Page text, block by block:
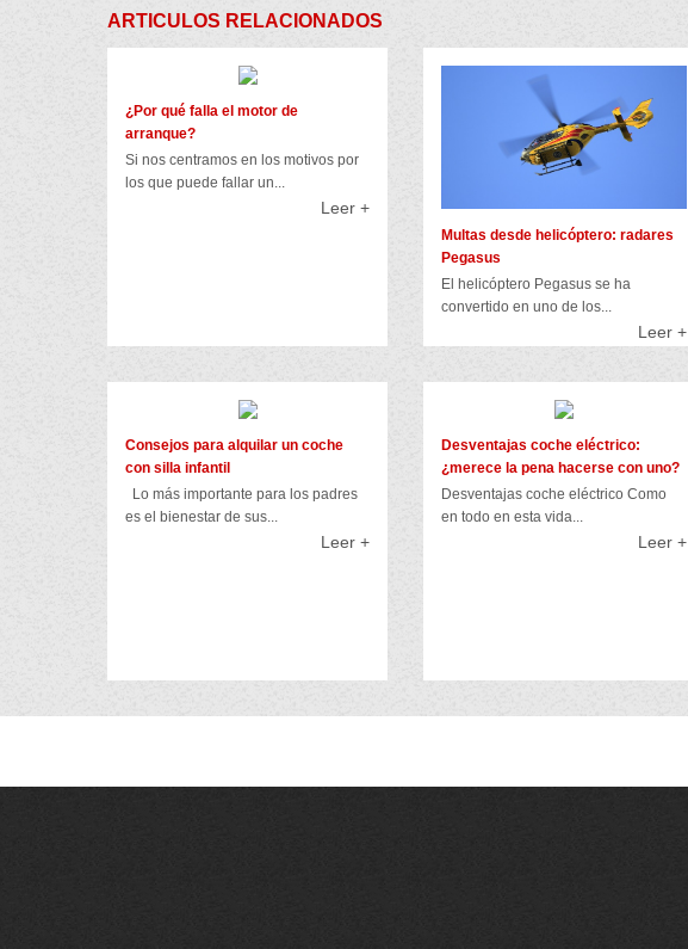
ARTICULOS RELACIONADOS
¿Por qué falla el motor de
arranque?
Si nos centramos en los motivos por
los que puede fallar un...
Leer +
Multas desde helicóptero: radares
Pegasus
El helicóptero Pegasus se ha
convertido en uno de los...
Leer +
Consejos para alquilar un coche
con silla infantil
Lo más importante para los padres
es el bienestar de sus...
Leer +
Desventajas coche eléctrico:
¿merece la pena hacerse con uno?
Desventajas coche eléctrico Como
en todo en esta vida...
Leer +